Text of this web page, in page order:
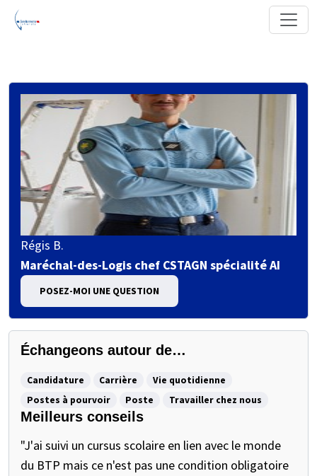
Régis B.
Maréchal-des-Logis chef CSTAGN spécialité AI
POSEZ-MOI UNE QUESTION
Échangeons autour de…
Candidature Carrière
Vie quotidienne
Postes à pourvoir
Poste Travailler chez nous
Meilleurs conseils
"J'ai suivi un cursus scolaire en lien avec le monde
du BTP mais ce n'est pas une condition obligatoire